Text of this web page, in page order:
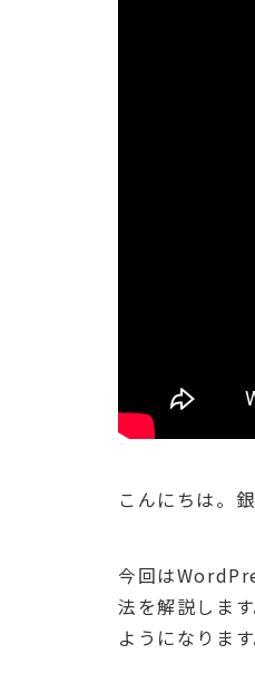
こんにちは。
今回は
法を解説しま
ようになります